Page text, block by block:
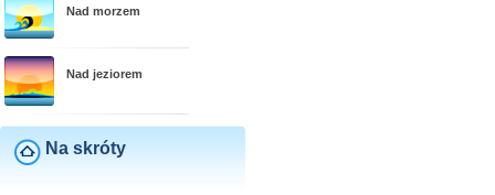
Nad morzem
Nad jeziorem
Na skróty